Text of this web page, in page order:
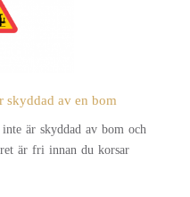
skyddad av en bom
är skyddad av bom och
är fri innan du korsar